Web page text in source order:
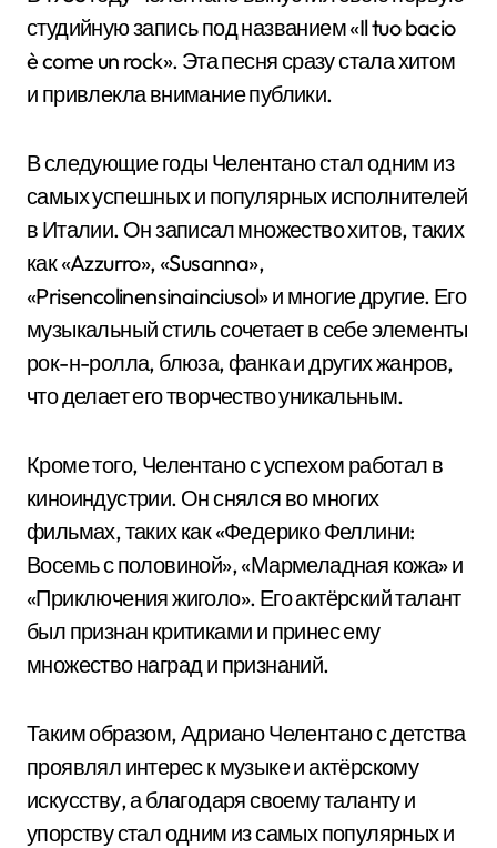
студийную запись под названием «Il tuo bacio
è come un rock». Эта песня сразу стала хитом
и привлекла внимание публики.
В следующие годы Челентано стал одним из
самых успешных и популярных исполнителей
в Италии. Он записал множество хитов, таких
как «Azzurro», «Susanna»,
«Prisencolinensinainciusol» и многие другие. Его
музыкальный стиль сочетает в себе элементы
рок-н-ролла, блюза, фанка и других жанров,
что делает его творчество уникальным.
Кроме того, Челентано с успехом работал в
киноиндустрии. Он снялся во многих
фильмах, таких как «Федерико Феллини:
Восемь с половиной», «Мармеладная кожа» и
«Приключения жиголо». Его актёрский талант
был признан критиками и принес ему
множество наград и признаний.
Таким образом, Адриано Челентано с детства
проявлял интерес к музыке и актёрскому
искусству, а благодаря своему таланту и
упорству стал одним из самых популярных и